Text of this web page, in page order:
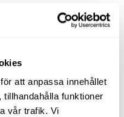
att anpassa innehållet
funktioner
vår trafik. Vi